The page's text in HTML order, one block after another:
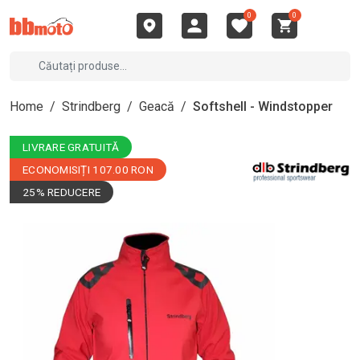
0 0
Home / Strindberg / Geacă / Softshell - Windstopper
LIVRARE GRATUITĂ
ECONOMISIȚI 107.00 RON
25% REDUCERE